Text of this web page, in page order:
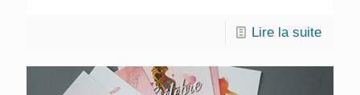
Lire la suite